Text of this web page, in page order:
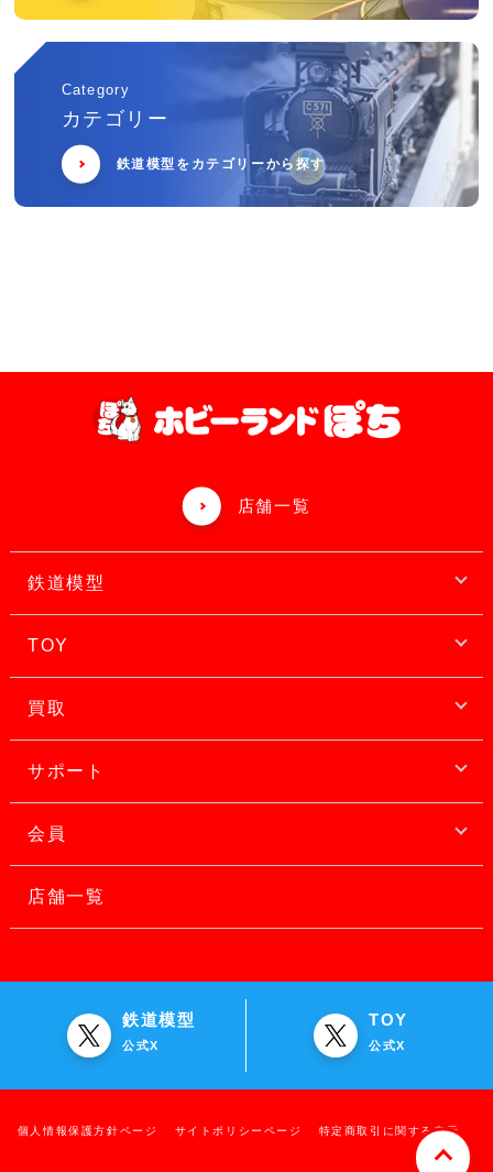
Category
カテゴリー
鉄道模型をカテゴリーから探す
店舗一覧
鉄道模型
TOY
買取
サポート
会員
店舗一覧
鉄道模型
公式X
TOY
公式X
個人情報保護方針ページ サイトポリシーページ 特定商取引に関する表示